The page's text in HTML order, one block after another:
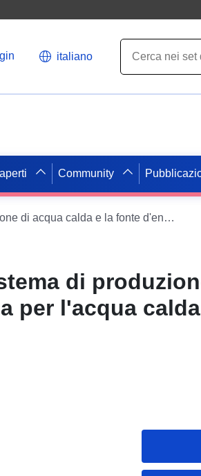
italiano
Community
Abitazioni secondo il sistema di produzione di acqua calda e la fonte d'energia per l'acqua calda (per Cantone e per Città)
di
per l'acqua